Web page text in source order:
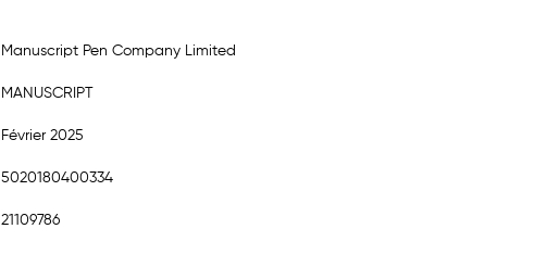
Manuscript Pen Company Limited
MANUSCRIPT
Février 2025
5020180400334
21109786